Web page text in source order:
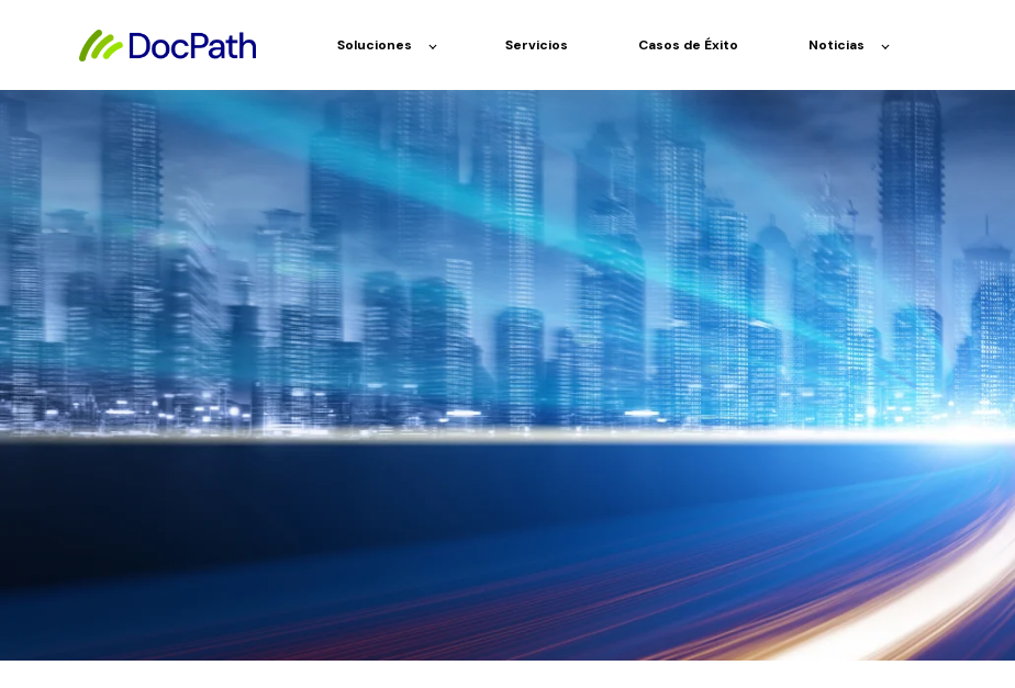
Soluciones Servicios Casos de Éxito Noticias